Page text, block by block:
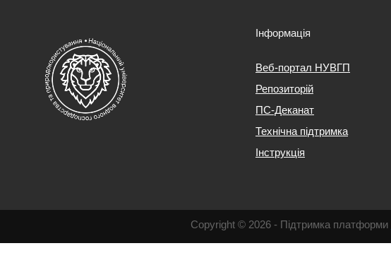
Інформація
Веб-портал НУВГП
Репозиторій
ПС-Деканат
Технічна підтримка
Інструкція
Copyright © 2026 - Підтримка платформи